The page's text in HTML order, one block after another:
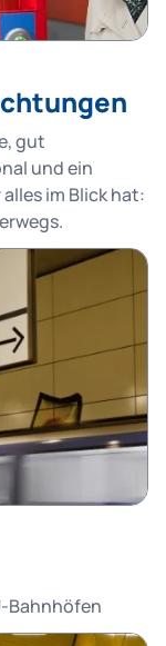
gut
und ein
im Blick hat:
Bahnhöfen